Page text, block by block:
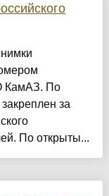
КамАЗ. По
за
По открыты...